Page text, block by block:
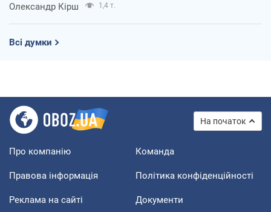
Олександр Кірш 1,4 т.
Всі думки
На початок
Про компанію Команда
Правова інформація Політика конфіденційності
Реклама на сайті Документи